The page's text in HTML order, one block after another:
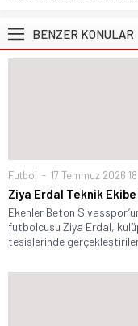
BENZER KONULAR
Futbol 17 Temmuz 2026
Ziya Erdal Teknik Ekibe
Ekenler Beton
futbolcusu Ziya Erdal,
tesislerinde